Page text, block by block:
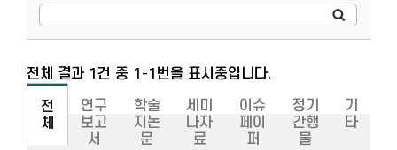
전체 결과 1건 중 1-1번을 표시중입니다.
전
체
연구
보고
서
학술
지논
문
세미
나자
료
이슈
페이
퍼
정기
간행
물
기
타